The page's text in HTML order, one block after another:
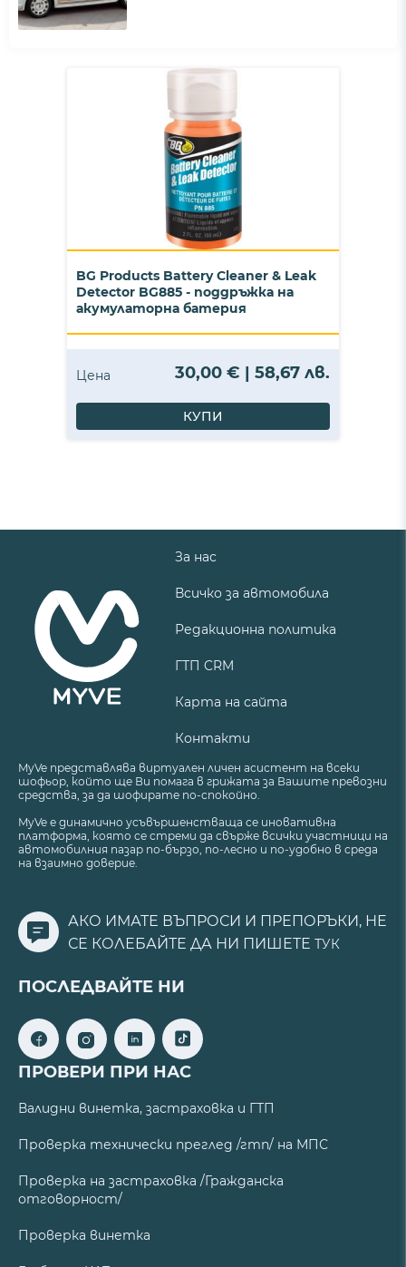
BG Products Battery Cleaner & Leak
Detector BG885 - поддръжка на
акумулаторна батерия
Цена 30,00 € | 58,67 лв.
КУПИ
За нас
Всичко за автомобила
Редакционна политика
ГТП CRM
Карта на сайта
Контакти
MyVe представлява виртуален личен асистент на всеки
шофьор, който ще Ви помага в грижата за Вашите превозни
средства, за да шофирате по-спокойно.
MyVe е динамично усъвършенстваща се иновативна
платформа, която се стреми да свърже всички участници на
автомобилния пазар по-бързо, по-лесно и по-удобно в среда
на взаимно доверие.
АКО ИМАТЕ ВЪПРОСИ И ПРЕПОРЪКИ, НЕ
СЕ КОЛЕБАЙТЕ ДА НИ ПИШЕТЕ ТУК
ПОСЛЕДВАЙТЕ НИ
ПРОВЕРИ ПРИ НАС
Валидни винетка, застраховка и ГТП
Проверка технически преглед /гтп/ на МПС
Проверка на застраховка /Гражданска
отговорност/
Проверка винетка